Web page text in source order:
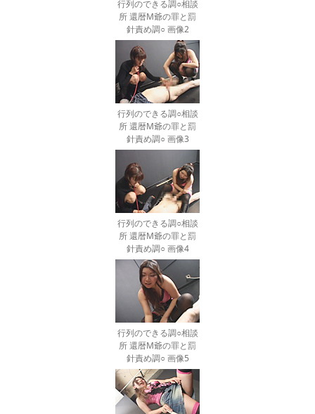
行列のできる調○相談
所 還暦M爺の罪と罰
針責め調○ 画像2
行列のできる調○相談
所 還暦M爺の罪と罰
針責め調○ 画像3
行列のできる調○相談
所 還暦M爺の罪と罰
針責め調○ 画像4
行列のできる調○相談
所 還暦M爺の罪と罰
針責め調○ 画像5